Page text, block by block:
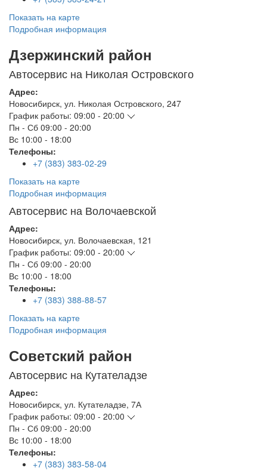
Показать на карте
Подробная информация
Дзержинский район
Автосервис на Николая Островского
Адрес:
Новосибирск, ул. Николая Островского, 247
График работы: 09:00 - 20:00
Пн - Сб 09:00 - 20:00
Вс 10:00 - 18:00
Телефоны:
+7 (383) 383-02-29
Показать на карте
Подробная информация
Автосервис на Волочаевской
Адрес:
Новосибирск, ул. Волочаевская, 121
График работы: 09:00 - 20:00
Пн - Сб 09:00 - 20:00
Вс 10:00 - 18:00
Телефоны:
+7 (383) 388-88-57
Показать на карте
Подробная информация
Советский район
Автосервис на Кутателадзе
Адрес:
Новосибирск, ул. Кутателадзе, 7А
График работы: 09:00 - 20:00
Пн - Сб 09:00 - 20:00
Вс 10:00 - 18:00
Телефоны:
+7 (383) 383-58-04